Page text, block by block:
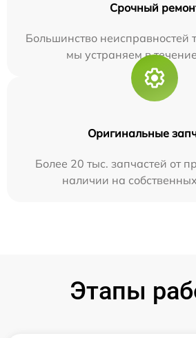
Срочный
Большинство неисправностей
мы устраняем в
Оригинальные
Более 20 тыс. запчастей от
наличии на
Этапы